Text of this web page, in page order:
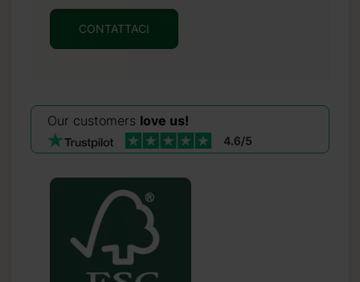
CONTATTACI
Our customers love us!